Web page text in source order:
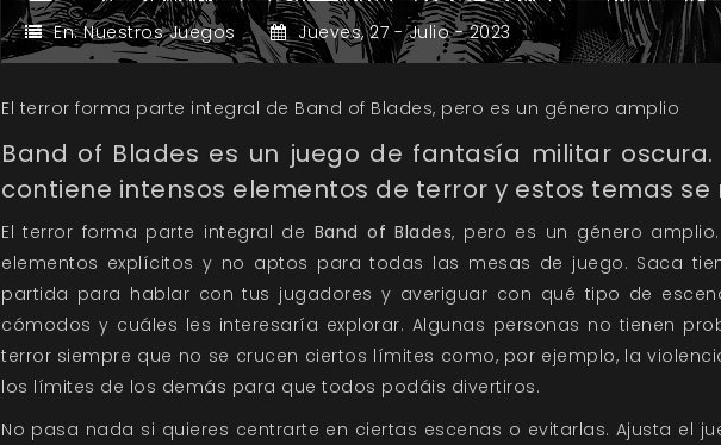
En:Nuestros Juegos Jueves,27 -Julio -2023
El terror forma parte integral de Band of Blades, pero es un género amplio
Band of Blades es un juego de fantasía militar
contiene intensos elementos de terror y estos temas se
El terror forma parte integral de Band of Blades, pero es un género
elementos explícitos y no aptos para todas las mesas de juego. Saca
partida para hablar con tus jugadores y averiguar con qué tipo de
cómodos y cuáles les interesaría explorar. Algunas personas no tienen
terror siempre que no se crucen ciertos límites como, por ejemplo, la
los límites de los demás para que todos podáis divertiros.
No pasa nada si quieres centrarte en ciertas escenas o evitarlas. Ajusta el